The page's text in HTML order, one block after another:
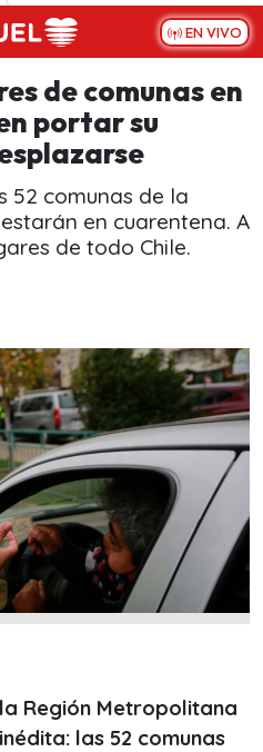
EN VIVO
de comunas en
portar su
52 comunas de la
en cuarentena. A
de todo Chile.
Región Metropolitana
las 52 comunas